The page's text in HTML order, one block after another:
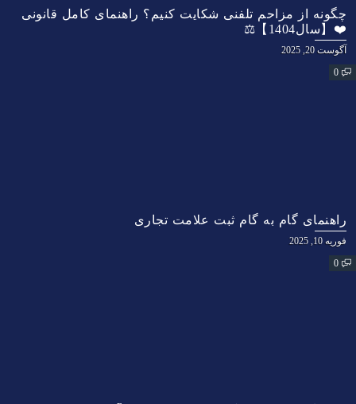
چگونه از مزاحم تلفنی شکایت کنیم؟ راهنمای کامل قانونی
❤️【سال1404】⚖️
آگوست 20, 2025
0
راهنمای گام به گام ثبت علامت تجاری
فوریه 10, 2025
0